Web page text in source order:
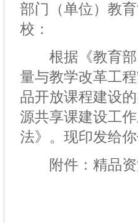
部门（单位）教
校：
根据《教育部
量与教学改革工
品开放课程建设
源共享课建设工
法》。现印发给
附件：精品资